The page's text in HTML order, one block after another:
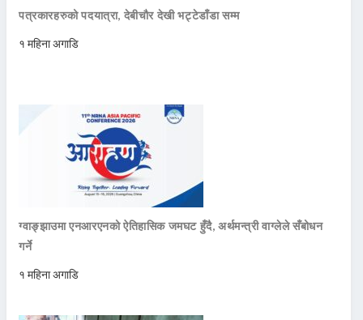
पत्रकारहरुको पदयात्रा, देबीचौर देखी भट्टेडाँडा सम्म
१ महिना अगाडि
ग्वाङ्झाउमा एनआरएनको ऐतिहासिक जमघट हुँदै, अर्थमन्त्री वाग्लेले सँबोधन
गर्ने
१ महिना अगाडि